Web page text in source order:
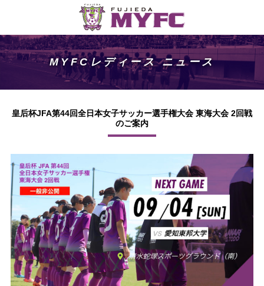
MYFCレディース ニュース
皇后杯JFA第44回全日本女子サッカー選手権大会 東海大会 2回戦
のご案内